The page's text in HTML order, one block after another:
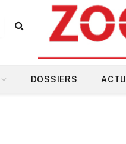
DOSSIERS ACTU